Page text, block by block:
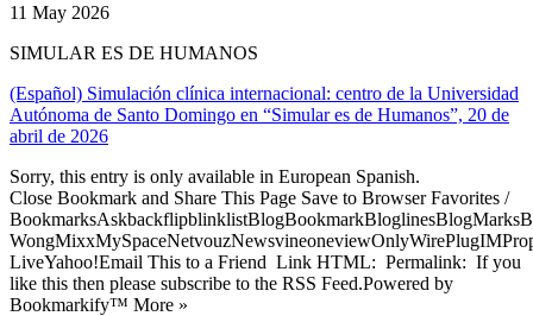
11 May 2026
SIMULAR ES DE HUMANOS
(Español) Simulación clínica internacional: centro de la Universidad
Autónoma de Santo Domingo en “Simular es de Humanos”, 20 de
abril de 2026
Sorry, this entry is only available in European Spanish.
Close Bookmark and Share This Page Save to Browser Favorites /
LiveYahoo!Email This to a Friend Link HTML: Permalink: If you
like this then please subscribe to the RSS Feed.Powered by
Bookmarkify™ More »